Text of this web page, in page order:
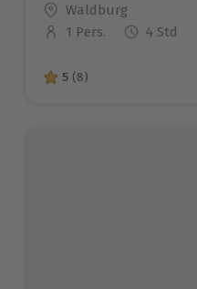
Standort
Waldburg
Anzahl der Teilnehmer
1 Pers. 4 Std
5 von 5 Sternen
5 (8)